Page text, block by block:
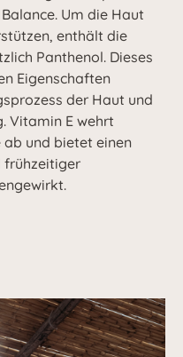
Um die Haut
enthält die
Panthenol. Dieses
Eigenschaften
der Haut und
Vitamin E wehrt
und bietet einen
frühzeitiger